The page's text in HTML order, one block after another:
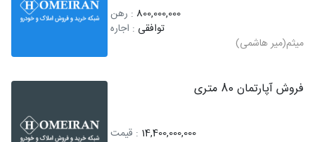
800,000,000 : رهن
توافقی : اجاره
میثم(میر هاشمی)
فروش آپارتمان 80 متری
14,400,000,000 : قیمت